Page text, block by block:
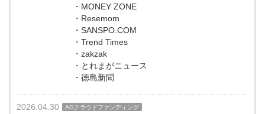
・MONEY ZONE
・Resemom
・SANSPO.COM
・Trend Times
・zakzak
・とれまがニュース
・徳島新聞
2026.04.30 AGクラウドファンディング